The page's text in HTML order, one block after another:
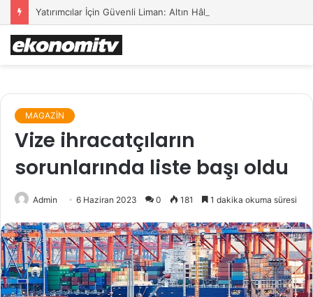
Yatırımcılar İçin Güvenli Liman: Altın Hâlâ İlk Sırada mı?
MAGAZİN
Vize ihracatçıların
sorunlarında liste başı oldu
Admin 6 Haziran 2023 0 181 1 dakika okuma süresi